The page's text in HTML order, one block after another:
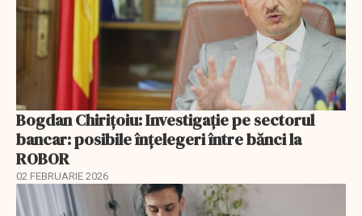
Bogdan Chirițoiu: Investigație pe sectorul
bancar: posibile înțelegeri între bănci la
ROBOR
02 FEBRUARIE 2026